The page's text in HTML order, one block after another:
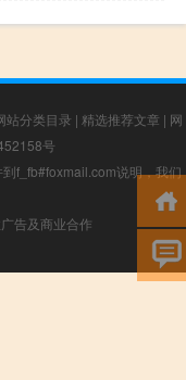
站分类目录 | 精选推荐文章 | 网
号
f_fb#foxmail.com说明，我们
告及商业合作